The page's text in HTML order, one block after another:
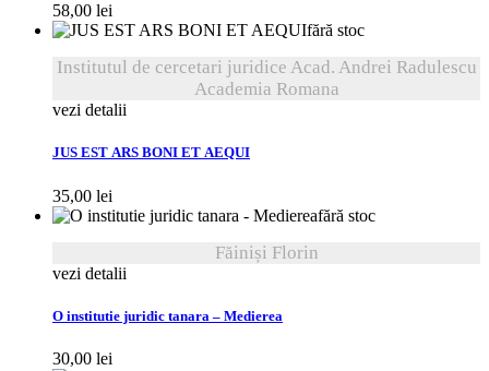
58,00 lei
fără stoc
Institutul de cercetari juridice Acad. Andrei Radulescu
Academia Romana
vezi detalii
JUS EST ARS BONI ET AEQUI
35,00 lei
fără stoc
Făiniși Florin
vezi detalii
O institutie juridic tanara – Medierea
30,00 lei